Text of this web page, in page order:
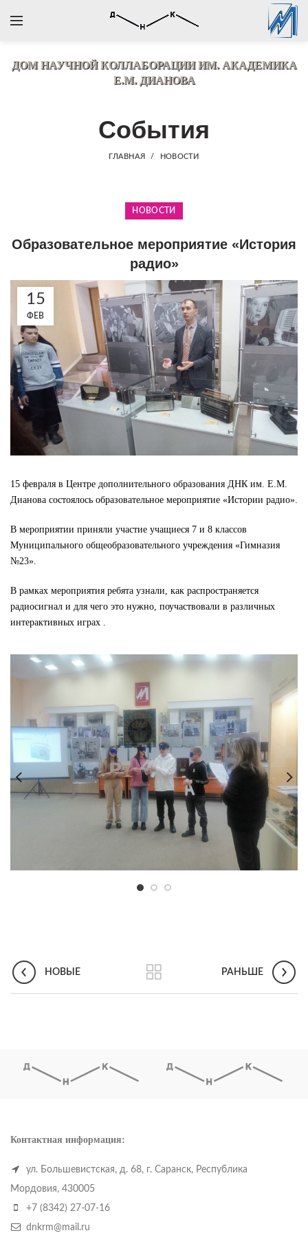
ДОМ НАУЧНОЙ КОЛЛАБОРАЦИИИМ. АКАДЕМИКА
Е.М. ДИАНОВА
События
ГЛАВНАЯ НОВОСТИ
НОВОСТИ
Образовательное мероприятие «История
радио»
15
ФЕВ
15 февраля в Центре дополнительного образования ДНК им. Е.М.
Дианова состоялось образовательное мероприятие «Истории радио».
В мероприятии приняли участие учащиеся 7 и 8 классов
Муниципального общеобразовательного учреждения «Гимназия
№23».
В рамках мероприятия ребята узнали, как распространяется
радиосигнал и для чего это нужно, поучаствовали в различных
интерактивных играх .
НОВЫЕ РАНЬШЕ
Контактная информация:
ул. Большевистская, д. 68, г. Саранск, Республика
Мордовия, 430005
+7 (8342) 27-07-16
dnkrm@mail.ru